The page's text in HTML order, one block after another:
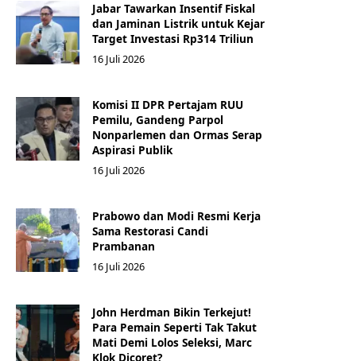
Jabar Tawarkan Insentif Fiskal
dan Jaminan Listrik untuk Kejar
Target Investasi Rp314 Triliun
16 Juli 2026
Komisi II DPR Pertajam RUU
Pemilu, Gandeng Parpol
Nonparlemen dan Ormas Serap
Aspirasi Publik
16 Juli 2026
Prabowo dan Modi Resmi Kerja
Sama Restorasi Candi
Prambanan
16 Juli 2026
John Herdman Bikin Terkejut!
Para Pemain Seperti Tak Takut
Mati Demi Lolos Seleksi, Marc
Klok Dicoret?